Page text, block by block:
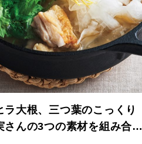
ラ大根、三つ葉のこっくり
さんの3つの素材を組み合わ